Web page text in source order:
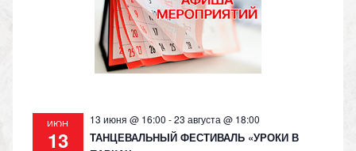
s
ni
ki
p k
ИЮН
13
13 июня @ 16:00 -23 августа @ 18:00
ТАНЦЕВАЛЬНЫЙ ФЕСТИВАЛЬ «УРОКИ В